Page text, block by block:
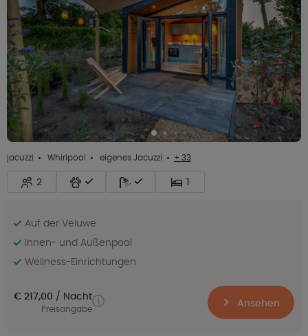
jacuzzi Whirlpool eigenes Jacuzzi + 33
2 1
Auf der Veluwe
Innen- und Außenpool
Wellness-Einrichtungen
€ 217,00 Nacht
Preisangabe Ansehen